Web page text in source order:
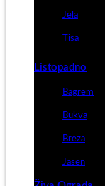
Jela
Tisa
Listopadno
Bagrem
Bukva
Breza
Jasen